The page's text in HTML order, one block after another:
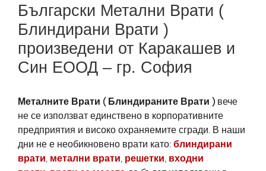
Български Метални Врати (
Блиндирани Врати )
произведени от Каракашев и
Син ЕООД – гр. София
Металните Врати ( Блиндираните Врати ) вече
не се използват единствено в корпоративните
предприятия и високо охраняемите сгради. В наши
дни не е необикновено врати като:блиндирани
врати, метални врати, решетки, входни